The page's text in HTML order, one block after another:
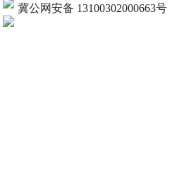
冀公网安备 13100302000663号